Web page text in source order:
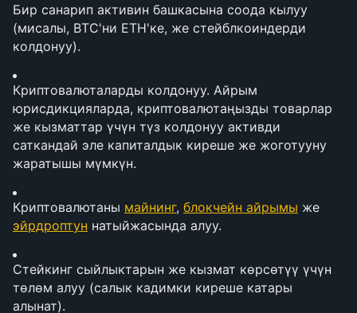
Бир санарип активин башкасына соода кылуу
(мисалы, BTC'ни ETH'ке, же стейблкоиндерди
колдонуу).
Криптовалюталарды колдонуу. Айрым
юрисдикцияларда, криптовалютаңызды товарлар
же кызматтар үчүн түз колдонуу активди
саткандай эле капиталдык киреше же жоготууну
жаратышы мүмкүн.
Криптовалютаны майнинг, блокчейн айрымы
эйрдроптун натыйжасында алуу.
Стейкинг сыйлыктарын же кызмат көрсөтүү үчүн
төлөм алуу (салык кадимки киреше катары
алынат).